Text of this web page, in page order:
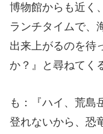
博物館からも近く
ランチタイムで、
出来上がるのを待
か？』と尋ねてく
も：『ハイ、荒島
登れないから、恐